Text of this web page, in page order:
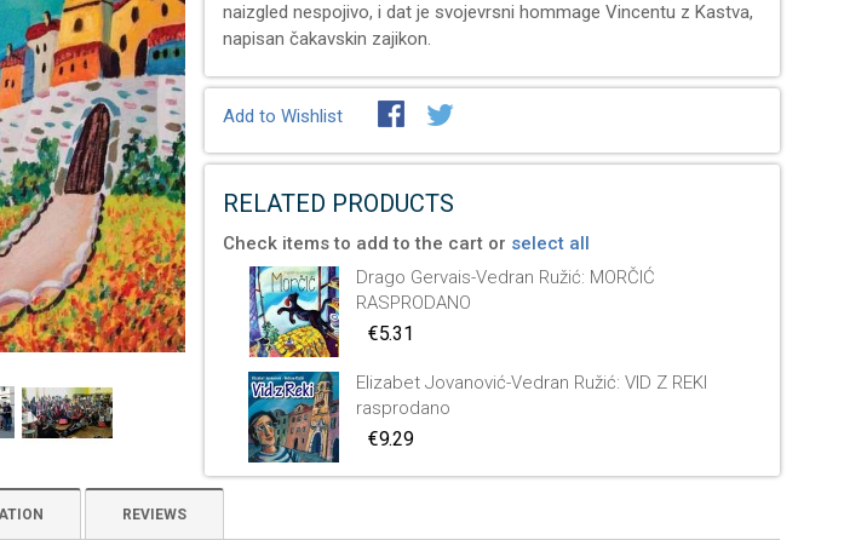
naizgled nespojivo, i dat je svojevrsni hommage Vincentu z Kastva,
napisan čakavskin zajikon.
Add to Wishlist
RELATED PRODUCTS
Check items to add to the cart or select all
Drago Gervais-Vedran Ružić: MORČIĆ
RASPRODANO
€5.31
Elizabet Jovanović-Vedran Ružić: VID Z REKI
rasprodano
€9.29
REVIEWS